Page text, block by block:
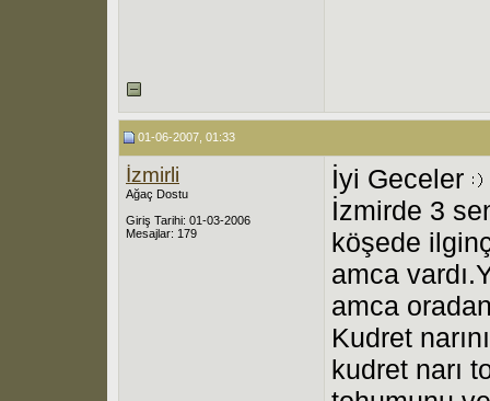
01-06-2007, 01:33
İzmirli
Ağaç Dostu
Giriş Tarihi: 01-03-2006
Mesajlar: 179
İyi Geceler
İzmirde 3
köşede
amca
amca
Kudret
kudret narı